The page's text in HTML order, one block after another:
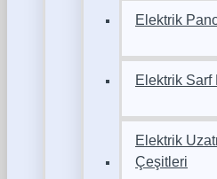
Elektrik
Elektrik Sarf
Elektrik
Çeşitleri